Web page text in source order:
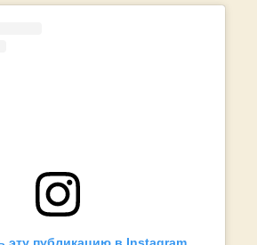
эту публикацию в Instagram